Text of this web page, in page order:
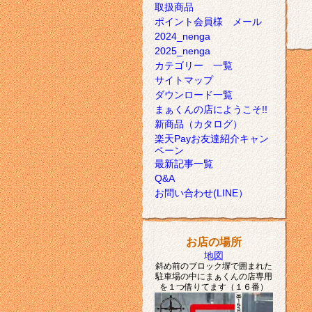
取扱商品
ポイント会員様 メール
2024_nenga
2025_nenga
カテゴリー 一覧
サイトマップ
ダウンロード一覧
まぁくんの店にようこそ!!
新商品（カタログ）
楽天Payお友達紹介キャン
ペーン
最新記事一覧
Q&A
お問い合わせ(LINE）
お店の場所
地図
斜め前のブロック塀で囲まれた
駐車場の中にまぁくんの店専用
を１つ借りてます（１６番）